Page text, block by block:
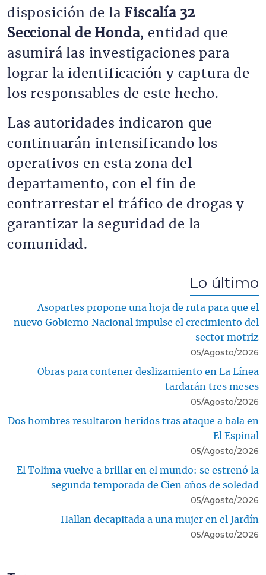
disposición de la Fiscalía 32
Seccional de Honda, entidad que
asumirá las investigaciones para
lograr la identificación y captura de
los responsables de este hecho.
Las autoridades indicaron que
continuarán intensificando los
operativos en esta zona del
departamento, con el fin de
contrarrestar el tráfico de drogas y
garantizar la seguridad de la
comunidad.
Lo último
Asopartes propone una hoja de ruta para que el
nuevo Gobierno Nacional impulse el crecimiento del
sector motriz
05/Agosto/2026
Obras para contener deslizamiento en La Línea
tardarán tres meses
05/Agosto/2026
Dos hombres resultaron heridos tras ataque a bala en
El Espinal
05/Agosto/2026
El Tolima vuelve a brillar en el mundo: se estrenó la
segunda temporada de Cien años de soledad
05/Agosto/2026
Hallan decapitada a una mujer en el Jardín
05/Agosto/2026